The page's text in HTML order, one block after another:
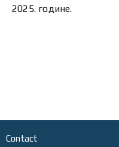
2025. године.
Contact